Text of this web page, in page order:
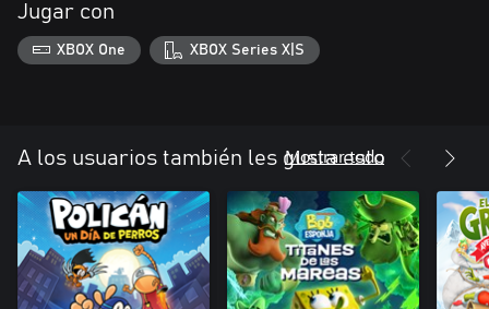
Jugar con
XBOX One XBOX Series X|S
A los usuarios también les gusta esto
Mostrar todo